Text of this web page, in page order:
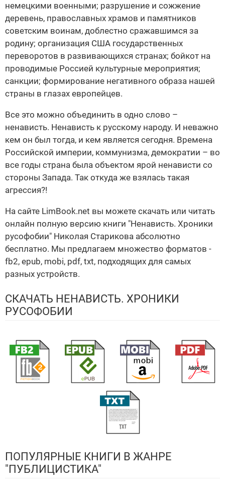
немецкими военными; разрушение и сожжение
деревень, православных храмов и памятников
советским воинам, доблестно сражавшимся за
родину; организация США государственных
переворотов в развивающихся странах; бойкот на
проводимые Россией культурные мероприятия;
санкции; формирование негативного образа нашей
страны в глазах европейцев.
Все это можно объединить в одно слово –
ненависть. Ненависть к русскому народу. И неважно
кем он был тогда, и кем является сегодня. Времена
Российской империи, коммунизма, демократии – во
все годы страна была объектом ярой ненависти со
стороны Запада. Так откуда же взялась такая
агрессия?!
На сайте LimBook.net вы можете скачать или читать
онлайн полную версию книги "Ненависть. Хроники
русофобии" Николая Старикова абсолютно
бесплатно. Мы предлагаем множество форматов -
fb2, epub, mobi, pdf, txt, подходящих для самых
разных устройств.
СКАЧАТЬ НЕНАВИСТЬ. ХРОНИКИ
РУСОФОБИИ
ПОПУЛЯРНЫЕ КНИГИ В ЖАНРЕ
"ПУБЛИЦИСТИКА"